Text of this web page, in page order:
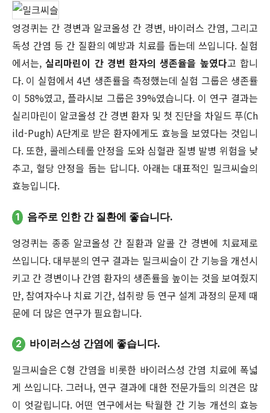
엉겅퀴는 간 경변과 알코올성 간 경변, 바이러스 간염, 그리고
독성 간염 등 간 질환의 예방과 치료를 돕는데 쓰입니다. 실험
에서는,실리마린이 간 경변 환자의 생존율을 높였다고 합니
다. 이 실험에서 4년 생존률을 측정했는데 실험 그룹은 생존률
이 58%였고, 플라시보 그룹은 39%였습니다. 이 연구 결과는
실리마린이 알코올성 간 경변 환자 및 첫 진단을 차일드 푸(Ch
ild-Pugh) A단계로 받은 환자에게도 효능을 보였다는 것입니
다. 또한, 콜레스테롤 안정을 도와 심혈관 질병 발병 위험을 낮
추고, 혈당 안정을 돕는 답니다. 아래는 대표적인 밀크씨슬의
효능입니다.
1 음주로 인한 간 질환에 좋습니다.
엉겅퀴는 종종 알코올성 간 질환과 알콜 간 경변에 치료제로
쓰입니다. 대부분의 연구 결과는 밀크씨슬이 간 기능을 개선시
키고 간 경변이나 간염 환자의 생존률을 높이는 것을 보여줬지
만, 참여자수나 치료 기간, 섭취량 등 연구 설계 과정의 문제 때
문에 더 많은 연구가 필요합니다.
2 바이러스성 간염에 좋습니다.
밀크씨슬은 C형 간염을 비롯한 바이러스성 간염 치료에 폭넓
게 쓰입니다. 그러나, 연구 결과에 대한 전문가들의 의견은 많
이 엇갈립니다. 어떤 연구에서는 탁월한 간 기능 개선의 효능